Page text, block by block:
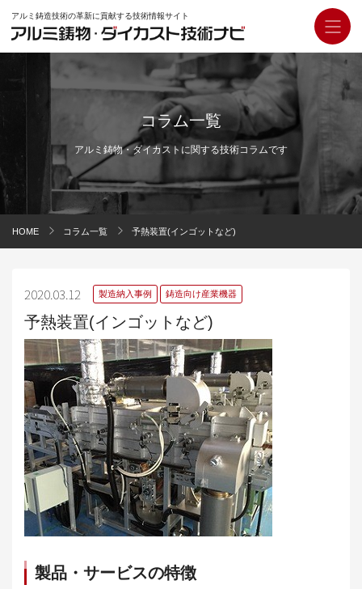
アルミ鋳造技術の革新に貢献する技術情報サイト
コラム一覧
アルミ鋳物・ダイカストに関する技術コラムです
HOME コラム一覧 予熱装置(インゴットなど)
2020.03.12 製造納入事例 鋳造向け産業機器
予熱装置(インゴットなど)
製品・サービスの特徴